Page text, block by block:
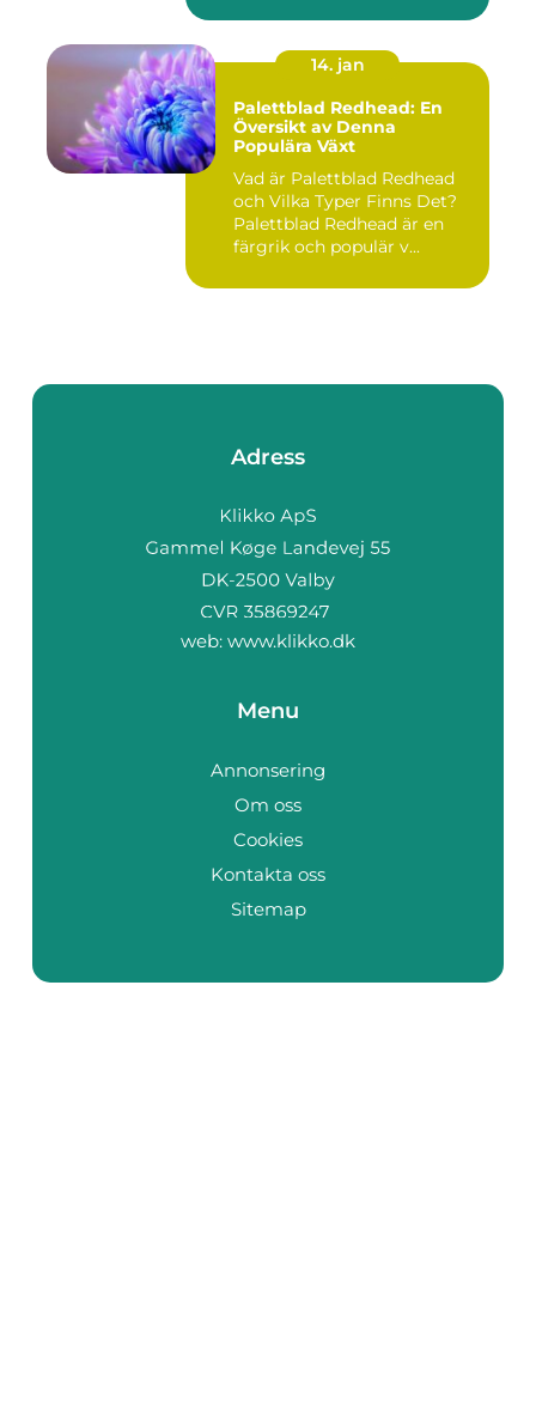
14. jan
Palettblad Redhead: En
Översikt av Denna
Populära Växt
Vad är Palettblad Redhead
och Vilka Typer Finns Det?
Palettblad Redhead är en
färgrik och populär v...
Adress
web: www.klikko.dk
Menu
Annonsering
Om oss
Cookies
Kontakta oss
Sitemap